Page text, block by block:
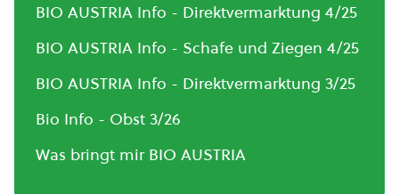
BIO AUSTRIA Info - Direktvermarktung 4/25
BIO AUSTRIA Info - Schafe und Ziegen 4/25
BIO AUSTRIA Info - Direktvermarktung 3/25
Bio Info - Obst 3/26
Was bringt mir BIO AUSTRIA